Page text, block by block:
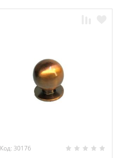
Код: 30176